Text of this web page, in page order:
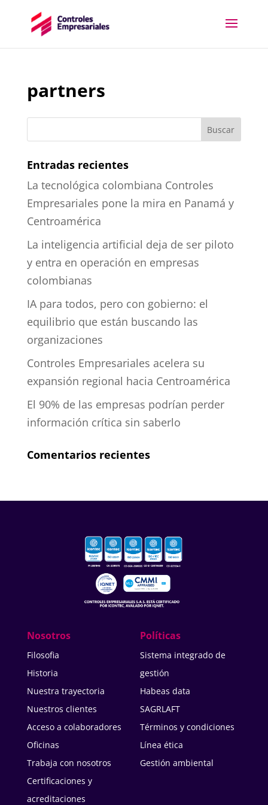
partners
Entradas recientes
La tecnológica colombiana Controles
Empresariales pone la mira en Panamá y
Centroamérica
La inteligencia artificial deja de ser piloto
y entra en operación en empresas
colombianas
IA para todos, pero con gobierno: el
equilibrio que están buscando las
organizaciones
Controles Empresariales acelera su
expansión regional hacia Centroamérica
El 90% de las empresas podrían perder
información crítica sin saberlo
Comentarios recientes
Nosotros
Filosofia
Historia
Nuestra trayectoria
Nuestros clientes
Acceso a colaboradores
Oficinas
Trabaja con nosotros
Certificaciones y
acreditaciones
Políticas
Sistema integrado de
gestión
Habeas data
SAGRLAFT
Términos y condiciones
Línea ética
Gestión ambiental